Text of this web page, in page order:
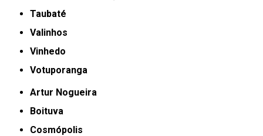
Taubaté
Valinhos
Vinhedo
Votuporanga
Artur Nogueira
Boituva
Cosmópolis